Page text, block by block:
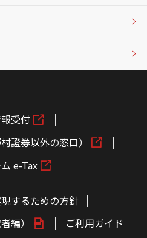
受付
證券以外の窓口）
e-Tax
するための方針
編）
ご利用ガイド